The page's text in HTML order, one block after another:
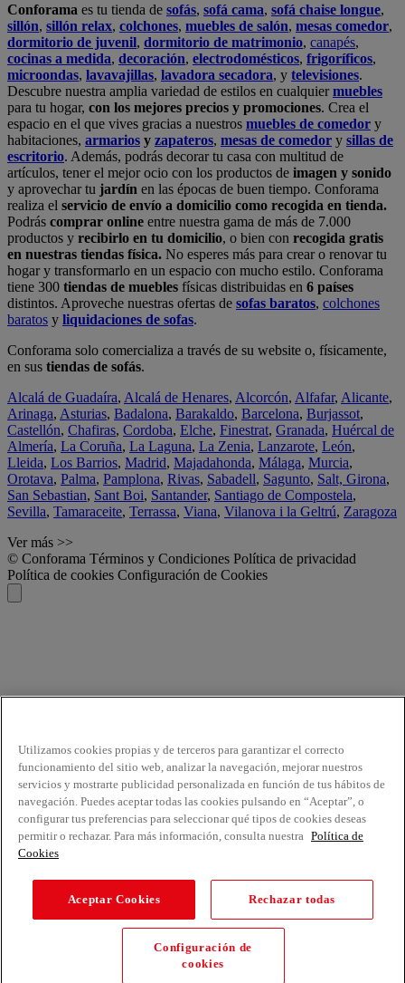
Conforama es tu tienda de sofás, sofá cama, sofá chaise longue,
sillón, sillón relax, colchones, muebles de salón, mesas comedor,
dormitorio de juvenil, dormitorio de matrimonio, canapés,
cocinas a medida, decoración, electrodomésticos, frigoríficos,
microondas, lavavajillas, lavadora secadora, y televisiones.
Descubre nuestra amplia variedad de estilos en cualquiermuebles
para tu hogar, con los mejores precios y promociones. Crea el
espacio en el que vives gracias a nuestros muebles de comedor y
habitaciones, armarios y zapateros, mesas de comedor y sillas de
escritorio. Además, podrás decorar tu casa con multitud de
artículos, tener el mejor ocio con los productos de imagen y sonido
y aprovechar tu jardín en las épocas de buen tiempo. Conforama
realiza el servicio de envío a domicilio como recogida en tienda.
Podrás comprar online entre nuestra gama de más de 7.000
productos y recibirlo en tu domicilio, o bien con recogida gratis
en nuestras tiendas física. No esperes más para crear o renovar tu
hogar y transformarlo en un espacio con mucho estilo. Conforama
tiene 300 tiendas de muebles físicas distribuidas en 6 países
distintos. Aproveche nuestras ofertas de sofas baratos, colchones
baratos y liquidaciones de sofas.
Conforama solo comercializa a través de su website o, físicamente,
en sus tiendas de sofás.
Alcalá de Guadaíra, Alcalá de Henares, Alcorcón, Alfafar, Alicante,
Arinaga, Asturias, Badalona, Barakaldo, Barcelona, Burjassot,
Castellón, Chafiras, Cordoba, Elche, Finestrat, Granada, Huércal de
Almería, La Coruña, La Laguna, La Zenia, Lanzarote, León,
Lleida, Los Barrios, Madrid, Majadahonda, Málaga, Murcia,
Orotava, Palma, Pamplona, Rivas, Sabadell, Sagunto, Salt, Girona,
San Sebastian, Sant Boi, Santander, Santiago de Compostela,
Sevilla, Tamaraceite, Terrassa, Viana, Vilanova i la Geltrú, Zaragoza
Ver más >>
© Conforama Términos y Condiciones Política de privacidad
Política de cookies Configuración de Cookies
Utilizamos cookies propias y de terceros para garantizar el correcto
funcionamiento del sitio web, analizar la navegación, mejorar nuestros
servicios y mostrarte publicidad personalizada en función de tus hábitos de
navegación. Puedes aceptar todas las cookies pulsando en “Aceptar”, o
configurar tus preferencias para seleccionar qué tipos de cookies deseas
permitir o rechazar. Para más información, consulta nuestra Política de
Cookies
Aceptar Cookies Rechazar todas
Configuración de
cookies